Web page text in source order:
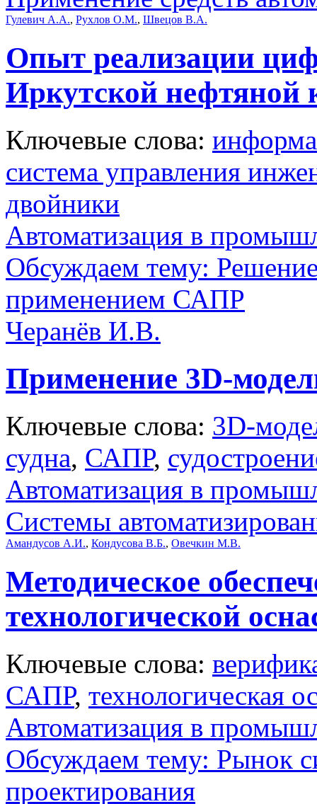
Гулевич А.А., Рухлов О.М., Швецов В.А.
Опыт реализации
Иркутской нефтяной
Ключевые слова:
система управления
двойники
Автоматизация в
Обсуждаем тему:
применением САПР
Черанёв И.В.
Применение 3D-
Ключевые слова: 3D-
судна, САПР,
Автоматизация в
Системы
Амандусов А.И., Кондусова В.Б., Овечкин М.В.
Методическое
технологической
Ключевые слова:
САПР, технологическая
Автоматизация в
Обсуждаем тему: Рынок
проектирования